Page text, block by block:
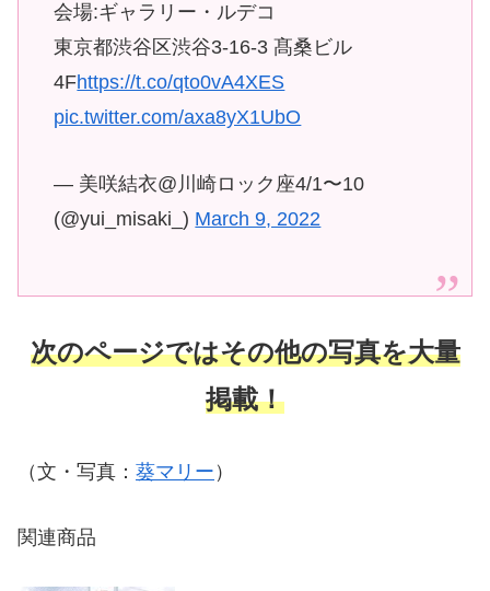
会場:ギャラリー・ルデコ
東京都渋谷区渋谷3-16-3 髙桑ビル
4Fhttps://t.co/qto0vA4XES
pic.twitter.com/axa8yX1UbO
— 美咲結衣@川崎ロック座4/1〜10
(@yui_misaki_) March 9, 2022
次のページではその他の写真を大量
掲載！
（文・写真： 葵マリー ）
関連商品